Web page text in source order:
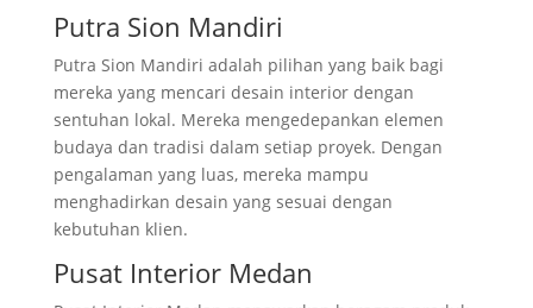
Putra Sion Mandiri
Putra Sion Mandiri adalah pilihan yang baik bagi
mereka yang mencari desain interior dengan
sentuhan lokal. Mereka mengedepankan elemen
budaya dan tradisi dalam setiap proyek. Dengan
pengalaman yang luas, mereka mampu
menghadirkan desain yang sesuai dengan
kebutuhan klien.
Pusat Interior Medan